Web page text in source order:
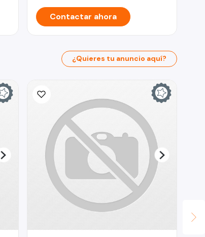
Contactar ahora
¿Quieres tu anuncio aquí?